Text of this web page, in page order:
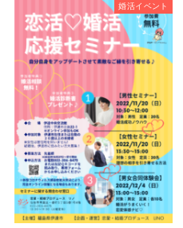
婚活イベント